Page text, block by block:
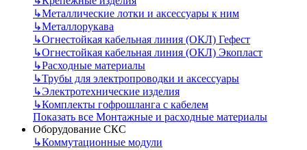
↳Металлические лотки и аксессуары к ним
↳Металлорукава
↳Огнестойкая кабельная линия (ОКЛ) Гефест
↳Огнестойкая кабельная линия (ОКЛ) Экопласт
↳Расходные материалы
↳Трубы для электропроводки и аксессуары
↳Электротехнические изделия
↳Комплекты гофрошланга с кабелем
Показать все Монтажные и расходные материалы
Оборудование СКС
↳Коммутационные модули